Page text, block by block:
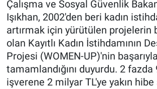
Çalışma ve Sosyal Güvenlik
Işıkhan, 2002'den beri kadın
artırmak için yürütülen projelerin
olan Kayıtlı Kadın İstihdamının
Projesi (WOMEN-UP)'nin başarıyla
tamamlandığını duyurdu. 2 fazda
işverene 2 milyar TL'ye yakın
Kültür Sanat
Sağlık
TEKNOLOJİ
Son Dakika Haberleri
Haber Arşivi